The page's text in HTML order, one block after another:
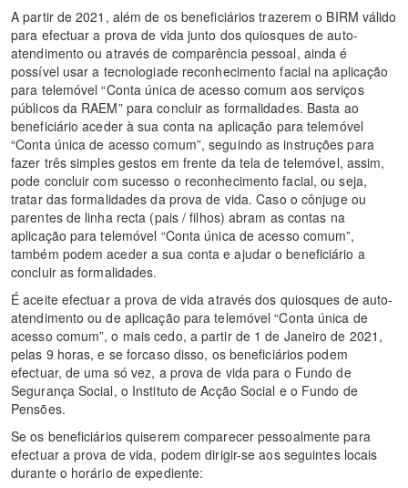
A partir de 2021, além de os beneficiários trazerem o BIRM válido
para efectuar a prova de vida junto dos quiosques de auto-
atendimento ou através de comparência pessoal, ainda é
possível usar a tecnologiade reconhecimento facial na aplicação
para telemóvel “Conta única de acesso comum aos serviços
públicos da RAEM” para concluir as formalidades. Basta ao
beneficiário aceder à sua conta na aplicação para telemóvel
“Conta única de acesso comum”, seguindo as instruções para
fazer três simples gestos em frente da tela de telemóvel, assim,
pode concluir com sucesso o reconhecimento facial, ou seja,
tratar das formalidades da prova de vida. Caso o cônjuge ou
parentes de linha recta (pais / filhos) abram as contas na
aplicação para telemóvel “Conta única de acesso comum”,
também podem aceder a sua conta e ajudar o beneficiário a
concluir as formalidades.
É aceite efectuar a prova de vida através dos quiosques de auto-
atendimento ou de aplicação para telemóvel “Conta única de
acesso comum”, o mais cedo, a partir de 1 de Janeiro de 2021,
pelas 9 horas, e se forcaso disso, os beneficiários podem
efectuar, de uma só vez, a prova de vida para o Fundo de
Segurança Social, o Instituto de Acção Social e o Fundo de
Pensões.
Se os beneficiários quiserem comparecer pessoalmente para
efectuar a prova de vida, podem dirigir-se aos seguintes locais
durante o horário de expediente: